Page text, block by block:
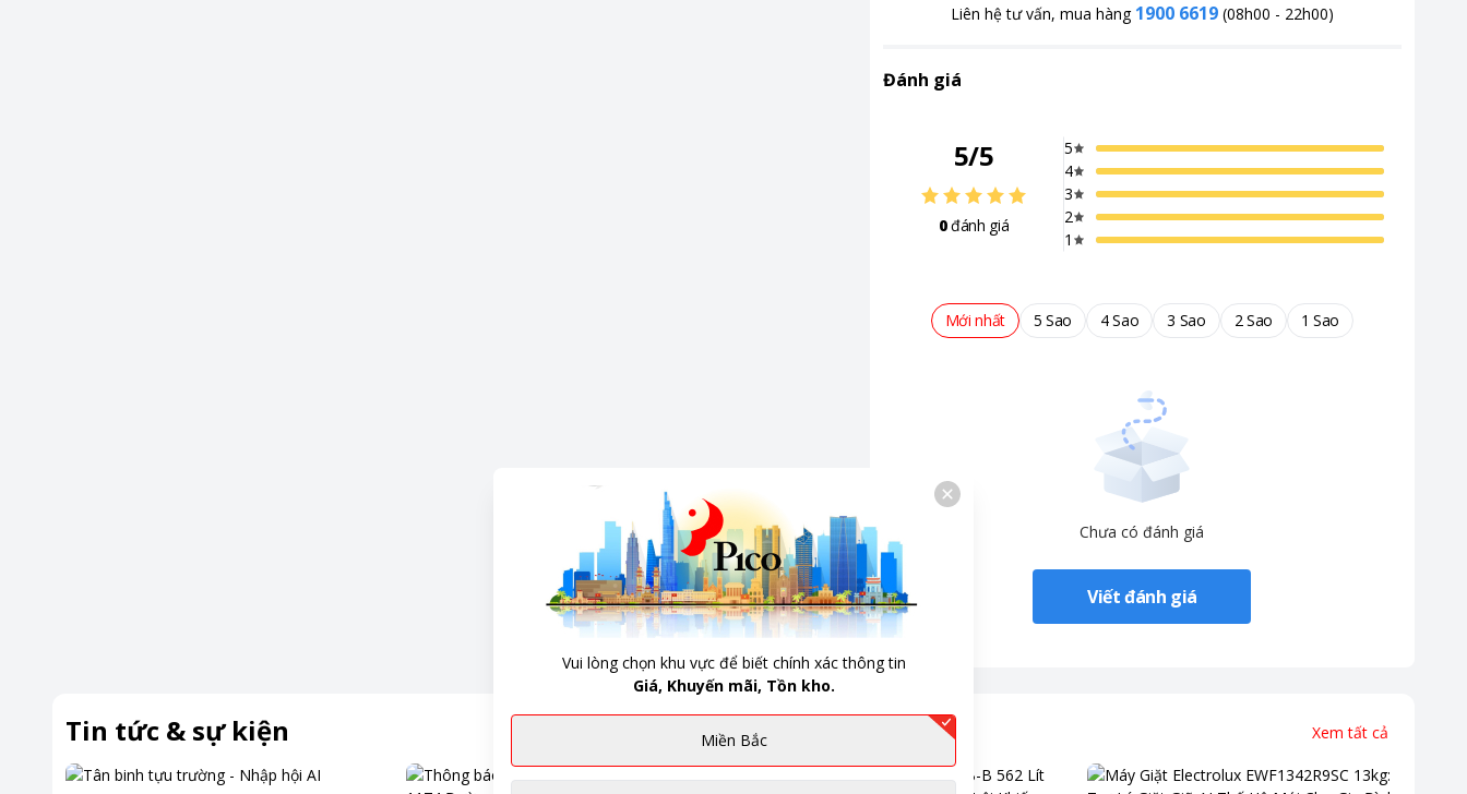
Liên hệ tư vấn, mua hàng 1900 6619 (08h00 - 22h00)
Đánh giá
5/5
0đánh giá
5
4
3
2
1
Mới nhất 5 Sao 4 Sao 3 Sao 2 Sao 1 Sao
Chưa có đánh giá
Viết đánh giá
Tin tức & sự kiện Xem tất cả
Vui lòng chọn khu vực để biết chính xác thông tin
Giá, Khuyến mãi, Tồn kho.
Miền Bắc